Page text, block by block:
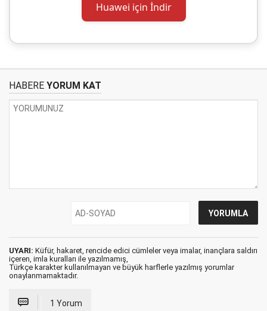
Huawei için İndir
HABERE YORUM KAT
UYARI: Küfür, hakaret, rencide edici cümleler veya imalar, inançlara saldırı
içeren, imla kuralları ile yazılmamış,
Türkçe karakter kullanılmayan ve büyük harflerle yazılmış yorumlar
onaylanmamaktadır.
1 Yorum